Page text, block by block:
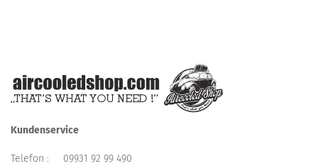
Kundenservice
Telefon : 09931 92 99 490